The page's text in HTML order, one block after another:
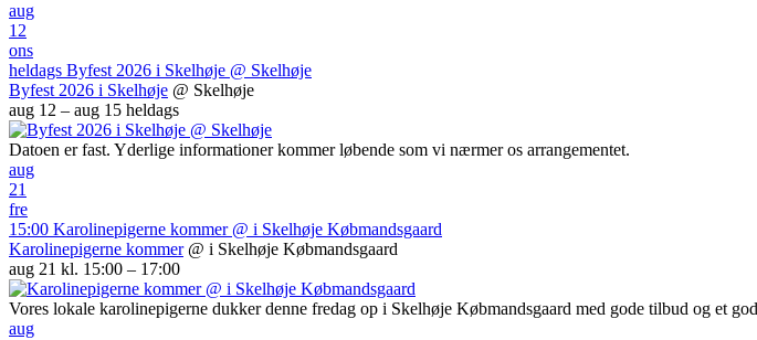
aug
12
ons
heldags Byfest 2026 i Skelhøje @ Skelhøje
Byfest 2026 i Skelhøje @ Skelhøje
aug 12 – aug 15 heldags
Datoen er fast. Yderlige informationer kommer løbende som vi nærmer os arrangementet.
aug
21
fre
15:00 Karolinepigerne kommer @ i Skelhøje Købmandsgaard
Karolinepigerne kommer @ i Skelhøje Købmandsgaard
aug 21 kl. 15:00 – 17:00
Vores lokale karolinepigerne dukker denne fredag op i Skelhøje Købmandsgaard med gode tilbud og et
aug